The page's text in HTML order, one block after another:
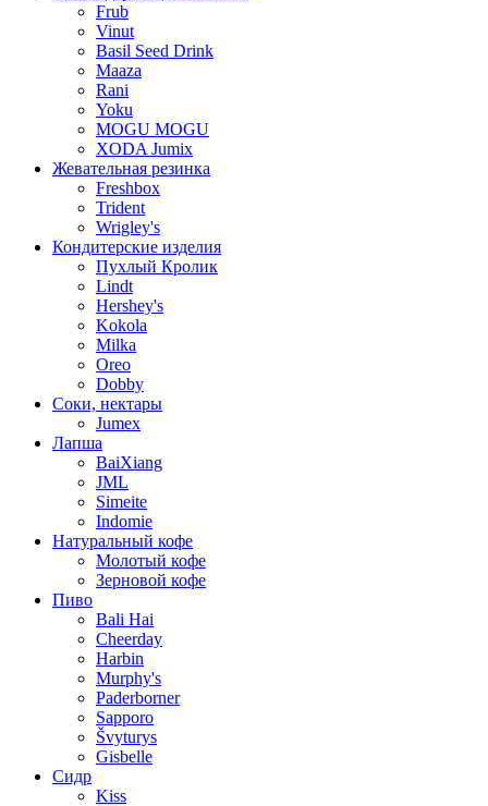
Frub
Vinut
Basil Seed Drink
Maaza
Rani
Yoku
MOGU MOGU
XODA Jumix
Жевательная резинка
Freshbox
Trident
Wrigley's
Кондитерские изделия
Пухлый Кролик
Lindt
Hershey's
Kokola
Milka
Oreo
Dobby
Соки, нектары
Jumex
Лапша
BaiXiang
JML
Simeite
Indomie
Натуральный кофе
Молотый кофе
Зерновой кофе
Пиво
Bali Hai
Cheerday
Harbin
Murphy's
Paderborner
Sapporo
Švyturys
Gisbelle
Сидр
Kiss